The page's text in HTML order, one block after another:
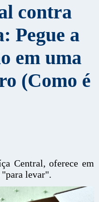
contra
Pegue a
em uma
(Como é
Central, oferece em
"para levar".